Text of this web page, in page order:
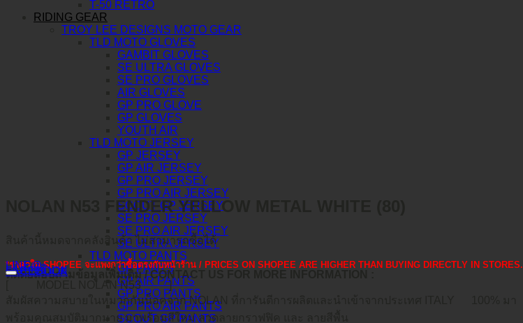
T-50 RETRO
RIDING GEAR
TROY LEE DESIGNS MOTO GEAR
TLD MOTO GLOVES
GAMBIT GLOVES
SE ULTRA GLOVES
SE PRO GLOVES
AIR GLOVES
GP PRO GLOVE
GP GLOVES
YOUTH AIR
TLD MOTO JERSEY
GP JERSEY
GP AIR JERSEY
GP PRO JERSEY
GP PRO AIR JERSEY
SCOUT GP JERSEY
SE PRO JERSEY
SE PRO AIR JERSEY
SE ULTRA JERSEY
TLD MOTO PANTS
GP PANTS
GP AIR PANTS
GP PRO PANTS
GP PRO AIR PANTS
SCOUT GP PANTS
NOLAN N53 FENDER YELLOW METAL WHITE (80)
สินค้านี้หมดจากคลังสินค้า ไม่สามารถซื้อได้
*ราคาใน SHOPEE จะแพงกว่าซื้อตรงกับหน้าร้าน / PRICES ON SHOPEE ARE HIGHER THAN BUYING DIRECTLY IN STORES.
ติดต่อสอบถามข้อมูลเพิ่มเติม / CONTACT US FOR MORE INFORMATION :
LINE@
FACEBOOK
คำอธิบาย
MODEL NOLAN N53
]
สัมผัสความสบายในหมวกกันน็อคจาก NOLAN ที่การันตีการผลิตและนำเข้าจากประเทศ ITALY
พร้อมคุณสมบัติมากมาย มาพร้อมสีใหม่ ลวดลายกราฟฟิค และ ลายสีพื้น